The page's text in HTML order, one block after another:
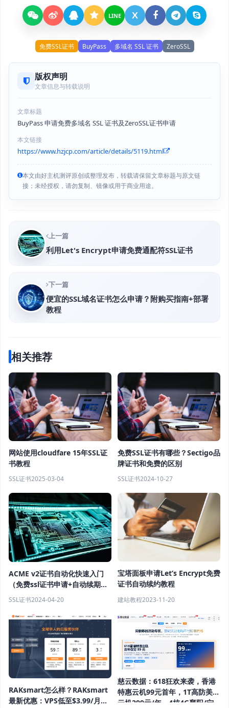
LINE X
免费SSL证书 BuyPass 多域名 SSL 证书 ZeroSSL
版权声明
文章信息与转载说明
文章标题
BuyPass 申请免费多域名 SSL 证书及ZeroSSL证书申请
本文链接
https://www.hzjcp.com/article/details/5119.html
本文由好主机测评原创或整理发布，转载请保留文章标题与原文链
接；未经授权，请勿复制、镜像或用于商业用途。
上一篇
利用Let's Encrypt申请免费通配符SSL证书
下一篇
便宜的SSL域名证书怎么申请？附购买指南+部署
教程
相关推荐
网站使用cloudfare 15年SSL证
书教程
SSL证书2025-03-04
免费SSL证书有哪些？Sectigo品
牌证书和免费的区别
SSL证书2024-10-27
ACME v2证书自动化快速入门
（免费ssl证书申请+自动续期教
程）
SSL证书2024-04-20
宝塔面板申请Let’s Encrypt免费
证书自动续约教程
建站教程2023-11-20
RAKsmart怎么样？RAKsmart
最新优惠：VPS低至$3.99/月，
慈云数据：618狂欢来袭，香港
特惠云机99元首年，1T高防美国
云机299元/年，4核4G襄阳/宁